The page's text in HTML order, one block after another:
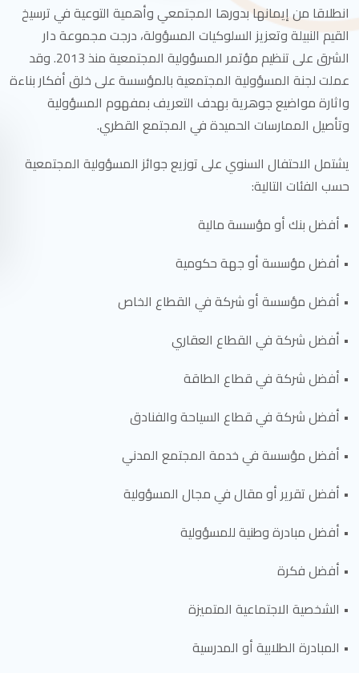
انطلاقا من إيمانها بدورها المجتمعي وأهمية التوعية في ترسيخ
القيم النبيلة وتعزيز السلوكيات المسؤولة، درجت مجموعة دار
الشرق على تنظيم مؤتمر المسؤولية المجتمعية منذ 2013. وقد
عملت لجنة المسؤولية المجتمعية بالمؤسسة على خلق أفكار بناءة
واثارة مواضيع جوهرية بهدف التعريف بمفهوم المسؤولية
وتأصيل الممارسات الحميدة في المجتمع القطري.
يشتمل الاحتفال السنوي على توزيع جوائز المسؤولية المجتمعية
حسب الفئات التالية:
• أفضل بنك أو مؤسسة مالية
• أفضل مؤسسة أو جهة حكومية
• أفضل مؤسسة أو شركة في القطاع الخاص
• أفضل شركة في القطاع العقاري
• أفضل شركة في قطاع الطاقة
• أفضل شركة في قطاع السياحة والفنادق
• أفضل مؤسسة في خدمة المجتمع المدني
• أفضل تقرير أو مقال في مجال المسؤولية
• أفضل مبادرة وطنية للمسؤولية
• أفضل فكرة
• الشخصية الاجتماعية المتميزة
• المبادرة الطلابية أو المدرسية